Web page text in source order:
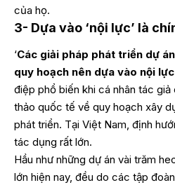
của họ.
3- Dựa vào ‘nội lực’ là
‘Các giải pháp phát triển dự
quy hoạch nên dựa vào nội
điệp phổ biến khi cá nhân tác
thảo quốc tế về quy hoạch xây
phát triển. Tại Việt Nam, định
tác dụng rất lớn.
Hầu như những dự án vài trăm
lớn hiện nay, đều do các tập